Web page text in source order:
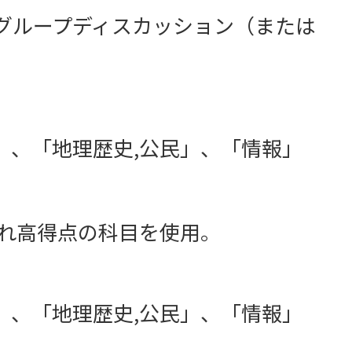
ープディスカッション（または
「地理歴史,公民」、「情報」
得点の科目を使用。
「地理歴史,公民」、「情報」